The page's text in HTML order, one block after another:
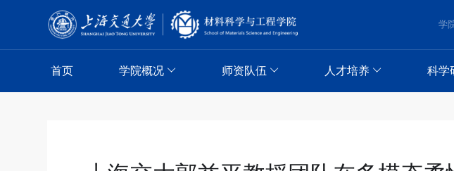
学
首页 学院概况 师资队伍 人才培养 科学